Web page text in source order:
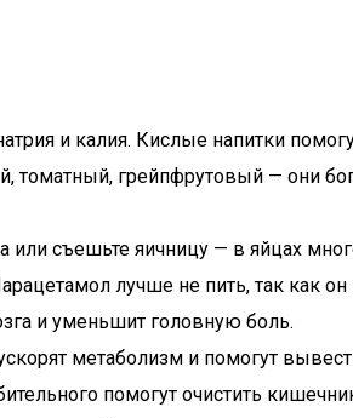
и калия. Кислые напитки
томатный, грейпфрутовый — они
или съешьте яичницу — в яйцах
лучше не пить, так как он
и уменьшит головную боль.
метаболизм и помогут
помогут очистить